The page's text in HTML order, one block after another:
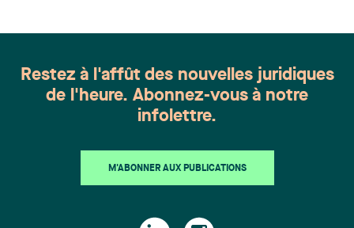
Restez à l'affût des nouvelles juridiques
de l'heure. Abonnez-vous à notre
infolettre.
M'ABONNER AUX PUBLICATIONS